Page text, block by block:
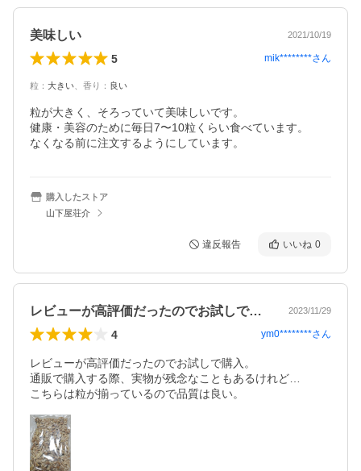
美味しい 2021/10/19
5 mik********さん
粒 ： 大きい 香り ： 良い
粒が大きく、そろっていて美味しいです。
健康・美容のために毎日7〜10粒くらい食べています。
なくなる前に注文するようにしています。
購入したストア
山下屋荘介
違反報告 いいね 0
レビューが高評価だったのでお試しで購入… 2023/11/29
4 ym0********さん
レビューが高評価だったのでお試しで購入。
通販で購入する際、実物が残念なこともあるけれど…